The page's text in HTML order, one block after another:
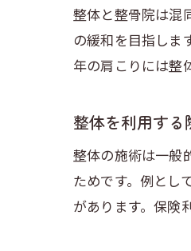
整体と整骨院は混
の緩和を目指しま
年の肩こりには整
整体を利用す
整体の施術は一般
ためです。例とし
があります。保険